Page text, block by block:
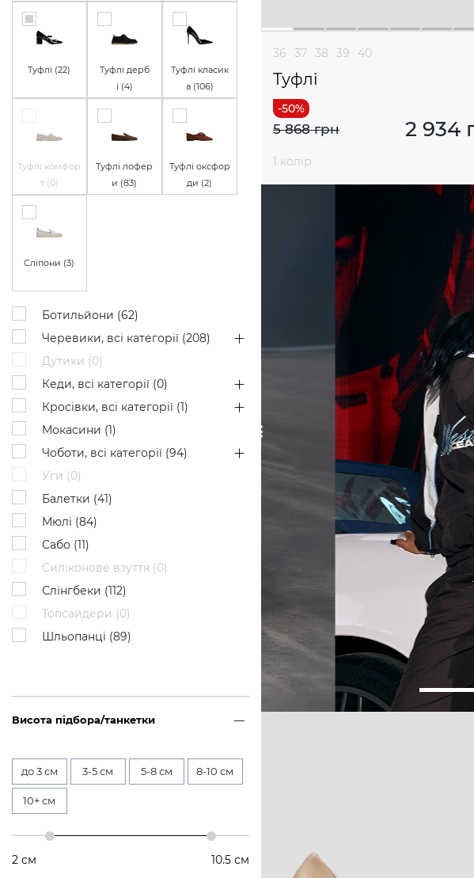
Туфлі (22)
Туфлі дерб
і (4)
Туфлі класик
а (106)
Туфлі комфор
т (0)
Туфлі лофер
и (83)
Туфлі оксфор
ди (2)
Сліпони (3)
Ботильйони (62)
Черевики, всі категорії (208)
Дутики (0)
Кеди, всі категорії (0)
Кросівки, всі категорії (1)
Мокасини (1)
Чоботи, всі категорії (94)
Уги (0)
Балетки (41)
Мюлі (84)
Сабо (11)
Силіконове взуття (0)
Слінгбеки (112)
Топсайдери (0)
Шльопанці (89)
Висота підбора/танкетки
до 3 см 3-5 см 5-8 см 8-10 см
10+ см
2 см 10.5 см
36 37 38 39 40
Туфлі
2 934
5 868 грн
1 колір